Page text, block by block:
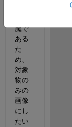
魔で
ある
た
め、
対象
物の
みの
画像
にし
たい